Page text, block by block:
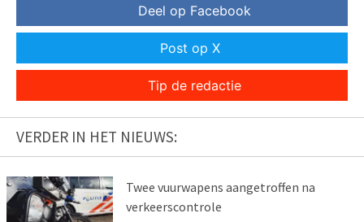
Deel op Facebook
Post op X
Tip de redactie
VERDER IN HET NIEUWS:
Twee vuurwapens aangetroffen na
verkeerscontrole